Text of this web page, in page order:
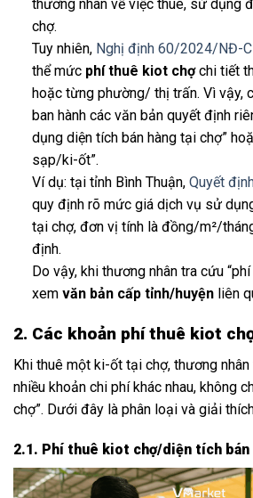
thương nhân về việc thuê, sử dụng
chợ.
Tuy nhiên, Nghị định 60/2024/NĐ-
thể mức phí thuê kiot chợchi tiết
hoặc từng phường/ thị trấn. Vì vậy,
ban hành các văn bản quyết định
dụng diện tích bán hàng tại chợ”
sạp/ki-ốt”.
Ví dụ: tại tỉnh Bình Thuận, Quyết
quy định rõ mức giá dịch vụ sử
tại chợ, đơn vị tính là đồng/m²/
định.
Do vậy, khi thương nhân tra cứu
xem văn bản cấp tỉnh/huyệnliên
2. Các khoản phí thuê kiot
Khi thuê một ki-ốt tại chợ, thương
nhiều khoản chi phí khác nhau, không
chợ”. Dưới đây là phân loại và giải
2.1. Phí thuê kiot chợ/diện tích bán